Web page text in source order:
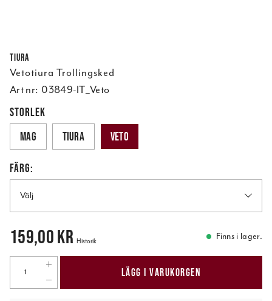
Tiura
Vetotiura Trollingsked
Art nr: 03849-IT_Veto
STORLEK
MAG
Tiura Veto
FÄRG:
Välj
Pris:159,00 kr
159,00 kr Historik Finns i lager.
LÄGG I VARUKORGEN